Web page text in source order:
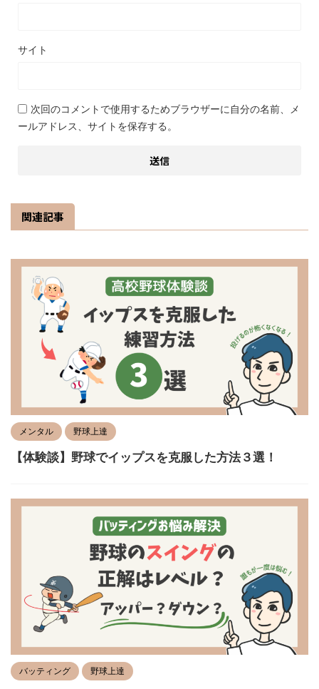
サイト
次回のコメントで使用するためブラウザーに自分の名前、メ
ールアドレス、サイトを保存する。
関連記事
メンタル 野球上達
【体験談】野球でイップスを克服した方法３選！
バッティング 野球上達